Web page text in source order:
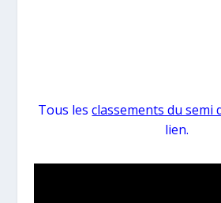
Tous lesclassements du semi
lien.